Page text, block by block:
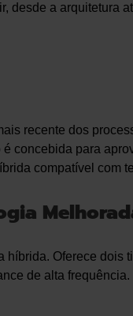
desde a arquitetura
recente dos
é concebida para
compatível com
híbrida. Oferece dois
de alta frequência.